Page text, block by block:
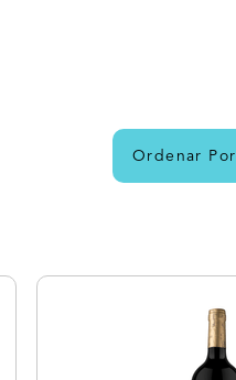
Ordenar Por